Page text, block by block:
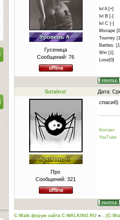
Гусеница
Сообщений: 76
lvl A [+]
lvl B [-]
lvl C [-]
Mixtape
Tourney
Battles:
Win [1]
Lose[0]
Sotalost Дата:
Про
Сообщений: 321
спасиб)
Контакт
YouTube
C-Walk форум сайта C-WALKING.RU » ..:[C-